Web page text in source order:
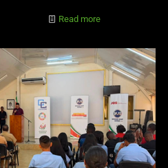
Read more